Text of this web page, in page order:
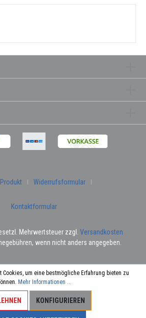
Widerrufsformular
Kontaktformular
Mehrwertsteuer zzgl. Versandkosten
wenn nicht anders angegeben.
Cookies, um eine bestmögliche Erfahrung bieten zu
Mehr Informationen ...
KONFIGURIEREN